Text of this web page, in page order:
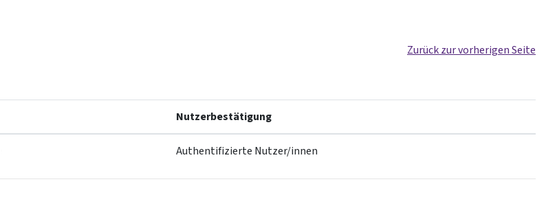
Zurück zur vorherigen Seite
Nutzerbestätigung
Authentifizierte Nutzer/innen